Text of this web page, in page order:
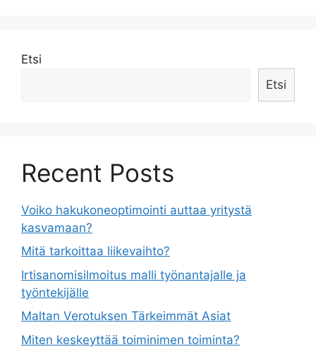
Etsi
Etsi
Recent Posts
Voiko hakukoneoptimointi auttaa yritystä
kasvamaan?
Mitä tarkoittaa liikevaihto?
Irtisanomisilmoitus malli työnantajalle ja
työntekijälle
Maltan Verotuksen Tärkeimmät Asiat
Miten keskeyttää toiminimen toiminta?